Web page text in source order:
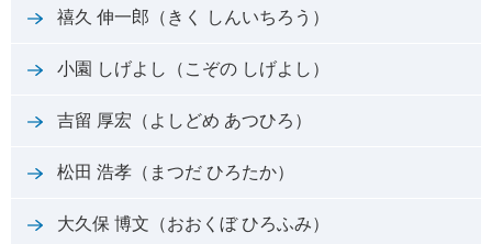
禧久 伸一郎（きく しんいちろう）
小園 しげよし（こぞの しげよし）
吉留 厚宏（よしどめ あつひろ）
松田 浩孝（まつだ ひろたか）
大久保 博文（おおくぼ ひろふみ）